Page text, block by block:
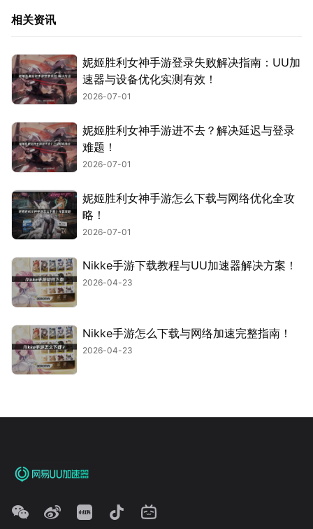
相关资讯
妮姬胜利女神手游登录失败解决指南：UU加
速器与设备优化实测有效！
2026-07-01
妮姬胜利女神手游进不去？解决延迟与登录
难题！
2026-07-01
妮姬胜利女神手游怎么下载与网络优化全攻
略！
2026-07-01
Nikke手游下载教程与UU加速器解决方案！
2026-04-23
Nikke手游怎么下载与网络加速完整指南！
2026-04-23